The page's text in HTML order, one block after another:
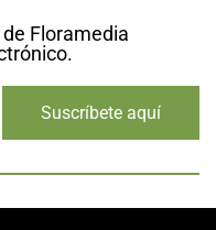
Floramedia
Suscríbete aquí